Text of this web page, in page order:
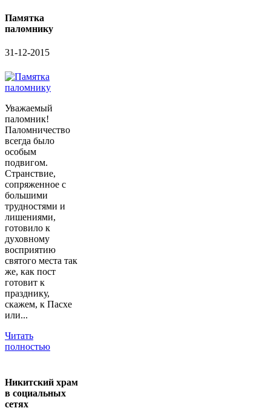
Памятка
паломнику
31-12-2015
Уважаемый
паломник!
Паломничество
всегда было
особым
подвигом.
Странствие,
сопряженное с
большими
трудностями и
лишениями,
готовило к
духовному
восприятию
святого места так
же, как пост
готовит к
празднику,
скажем, к Пасхе
или...
Читать
полностью
Никитский храм
в социальных
сетях